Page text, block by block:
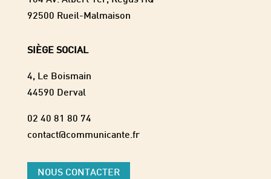
92500 Rueil-Malmaison
SIÈGE SOCIAL
4, Le Boismain
44590 Derval
02 40 81 80 74
contact@communicante.fr
NOUS CONTACTER